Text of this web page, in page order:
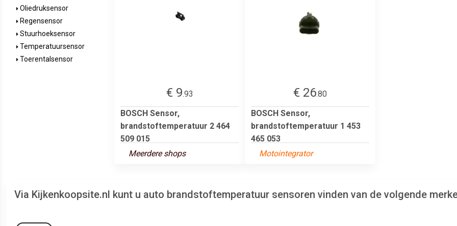
Oliedruksensor
Regensensor
Stuurhoeksensor
Temperatuursensor
Toerentalsensor
€ 9.93
BOSCH Sensor,
brandstoftemperatuur 2 464
509 015
Meerdere shops
€ 26.80
BOSCH Sensor,
brandstoftemperatuur 1 453
465 053
Motointegrator
Via Kijkenkoopsite.nl kunt u auto brandstoftemperatuur sensoren vinden van de volgende